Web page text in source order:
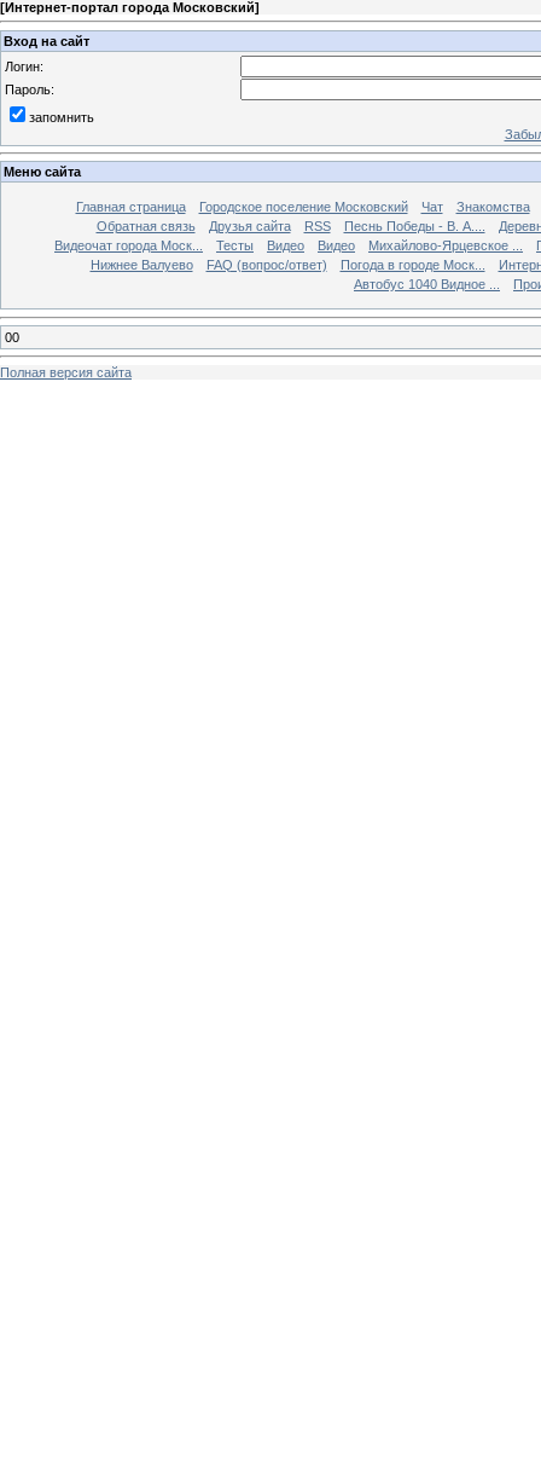
[Интернет-портал города Московский]
Вход на сайт
Логин:
Пароль:
запомнить
Меню сайта
Главная страница Городское поселение Московский Чат
Знакомства
Обратная связь
Друзья сайта RSS Песнь Победы - В. А....
Видеочат города Моск...
Тесты Видео Видео Михайлово-Ярцевское ...
Нижнее Валуево
FAQ (вопрос/ответ) Погода в городе Моск...
Автобус 1040 Видное ...
00
Полная версия сайта